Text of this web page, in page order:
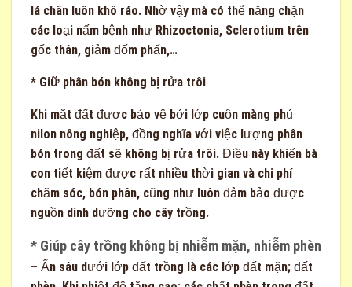
lá chân luôn khô ráo. Nhờ vậy mà có thể năng chặn
các loại nấm bệnh như Rhizoctonia, Sclerotium trên
gốc thân, giảm đốm phấn,…
* Giữ phân bón không bị rửa trôi
Khi mặt đất được bảo vệ bởi lớp cuộn màng phủ
nilon nông nghiệp, đồng nghĩa với việc lượng phân
bón trong đất sẽ không bị rửa trôi. Điều này khiến bà
con tiết kiệm được rất nhiều thời gian và chi phí
chăm sóc, bón phân, cũng như luôn đảm bảo được
nguồn dinh dưỡng cho cây trồng.
* Giúp cây trồng không bị nhiễm mặn, nhiễm phèn
– Ẩn sâu dưới lớp đất trồng là các lớp đất mặn; đất